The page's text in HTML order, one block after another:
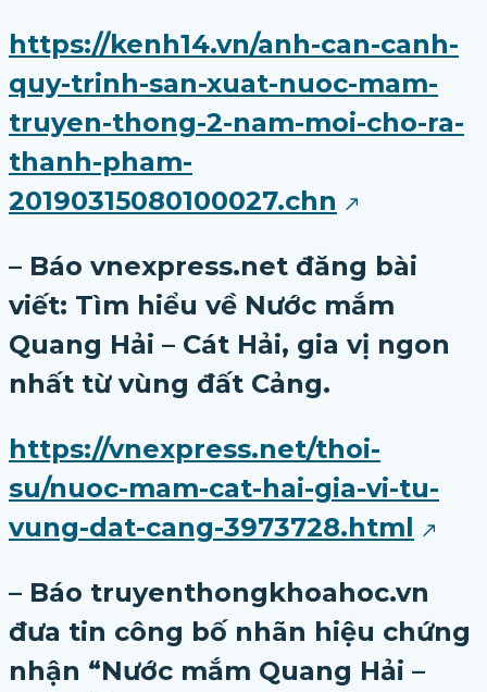
https://kenh14.vn/anh-can-canh-
quy-trinh-san-xuat-nuoc-mam-
truyen-thong-2-nam-moi-cho-ra-
thanh-pham-
20190315080100027.chn
– Báo vnexpress.net đăng bài
viết: Tìm hiểu về Nước mắm
Quang Hải – Cát Hải, gia vị ngon
nhất từ vùng đất Cảng.
https://vnexpress.net/thoi-
su/nuoc-mam-cat-hai-gia-vi-tu-
vung-dat-cang-3973728.html
– Báo truyenthongkhoahoc.vn
đưa tin công bố nhãn hiệu chứng
nhận “Nước mắm Quang Hải –